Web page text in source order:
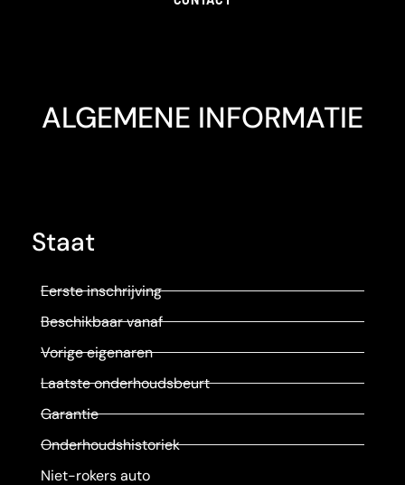
ALGEMENE INFORMATIE
Staat
Eerste inschrijving
Beschikbaar vanaf
Vorige eigenaren
Laatste onderhoudsbeurt
Garantie
Onderhoudshistoriek
Niet-rokers auto